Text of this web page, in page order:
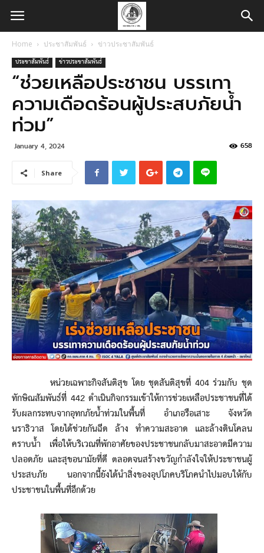
Home ประชาสัมพันธ์ ข่าวประชาสัมพันธ์
ประชาสัมพันธ์ ข่าวประชาสัมพันธ์
“ช่วยเหลือประชาชน บรรเทา
ความเดือดร้อนผู้ประสบภัยน้ำ
ท่วม”
January 4, 2024 658
Share
หน่วยเฉพาะกิจสันติสุข โดย ชุดสันติสุขที่ 404 ร่วมกับ ชุด
ทักษิณสัมพันธ์ที่ 442 ดำเนินกิจกรรมเข้าให้การช่วยเหลือประชาชนที่ได้
รับผลกระทบจากอุทกภัยน้ำท่วมในพื้นที่ อำเภอรือเสาะ จังหวัด
นราธิวาส โดยได้ช่วยกันฉีด ล้าง ทำความสะอาด และล้างดินโคลน
คราบน้ำ เพื่อให้บริเวณที่พักอาศัยของประชาชนกลับมาสะอาดมีความ
ปลอดภัย และสุขอนามัยที่ดี ตลอดจนสร้างขวัญกำลังใจให้ประชาชนผู้
ประสบภัย นอกจากนี้ยังได้นำสิ่งของอุปโภคบริโภคนำไปมอบให้กับ
ประชาชนในพื้นที่อีกด้วย